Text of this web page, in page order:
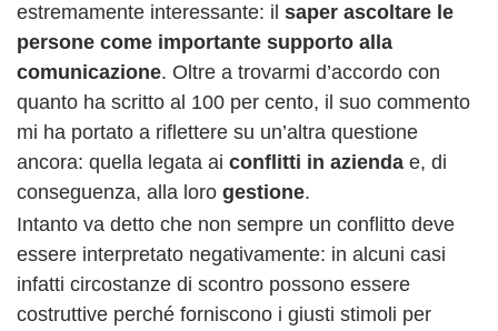
estremamente interessante: il saper ascoltare le
persone come importante supporto alla
comunicazione. Oltre a trovarmi d’accordo con
quanto ha scritto al 100 per cento, il suo commento
mi ha portato a riflettere su un’altra questione
ancora: quella legata ai conflitti in azienda e, di
conseguenza, alla loro gestione.
Intanto va detto che non sempre un conflitto deve
essere interpretato negativamente: in alcuni casi
infatti circostanze di scontro possono essere
costruttive perché forniscono i giusti stimoli per